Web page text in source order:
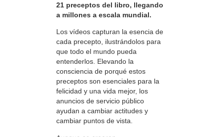
21 preceptos del libro, llegando
a millones a escala mundial.
Los vídeos capturan la esencia de
cada precepto, ilustrándolos para
que todo el mundo pueda
entenderlos. Elevando la
consciencia de porqué estos
preceptos son esenciales para la
felicidad y una vida mejor, los
anuncios de servicio público
ayudan a cambiar actitudes y
cambiar puntos de vista.